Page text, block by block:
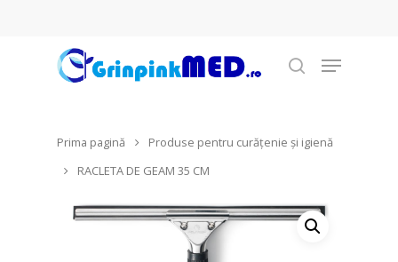
Hit enter to search or ESC to close
Prima pagină
Produse pentru curățenie şi igienă
RACLETA DE GEAM 35 CM